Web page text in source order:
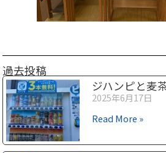
過去投稿
ジハンピと麦
2025年6月17日
Read More »